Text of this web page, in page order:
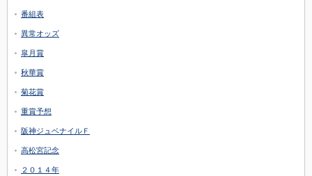
番組表
異常オッズ
皐月賞
秋華賞
菊花賞
重賞予想
阪神ジュベナイルＦ
高松宮記念
２０１４年